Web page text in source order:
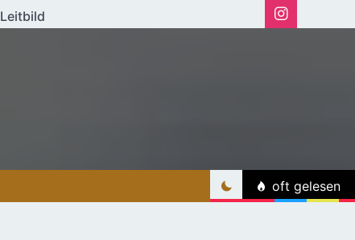
Leitbild
oft gelesen